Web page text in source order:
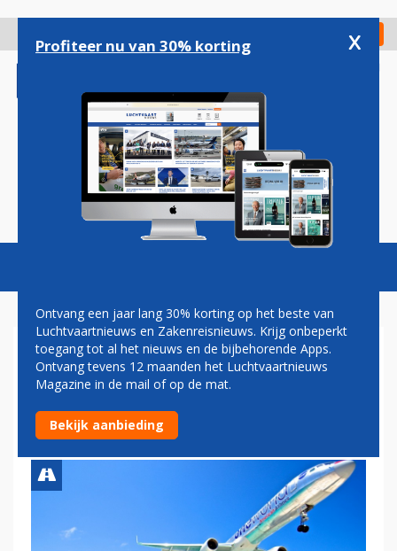
gaan
Check in
Magazine Podcasts Vacatures
VERNIELDE TERMINAL SINT
MAARTEN IN NOVEMBER
WEER OPEN
Profiteer nu van 30% korting x
Ontvang een jaar lang 30% korting op het beste van
Luchtvaartnieuws en Zakenreisnieuws. Krijg onbeperkt
toegang tot al het nieuws en de bijbehorende Apps.
Ontvang tevens 12 maanden het Luchtvaartnieuws
Magazine in de mail of op de mat.
Bekijk aanbieding